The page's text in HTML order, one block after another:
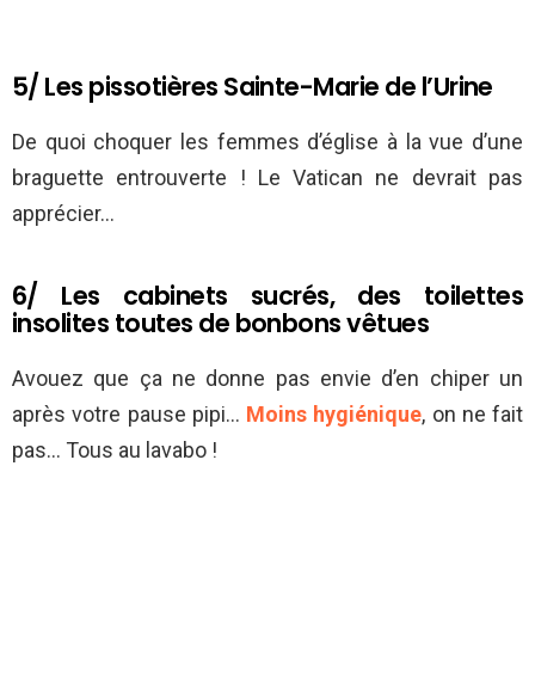
5/ Les pissotières Sainte-Marie de l’Urine
De quoi choquer les femmes d’église à la vue d’une
braguette entrouverte ! Le Vatican ne devrait pas
apprécier…
6/ Les cabinets sucrés, des toilettes
insolites toutes de bonbons vêtues
Avouez que ça ne donne pas envie d’en chiper un
après votre pause pipi… Moins hygiénique, on ne fait
pas… Tous au lavabo !